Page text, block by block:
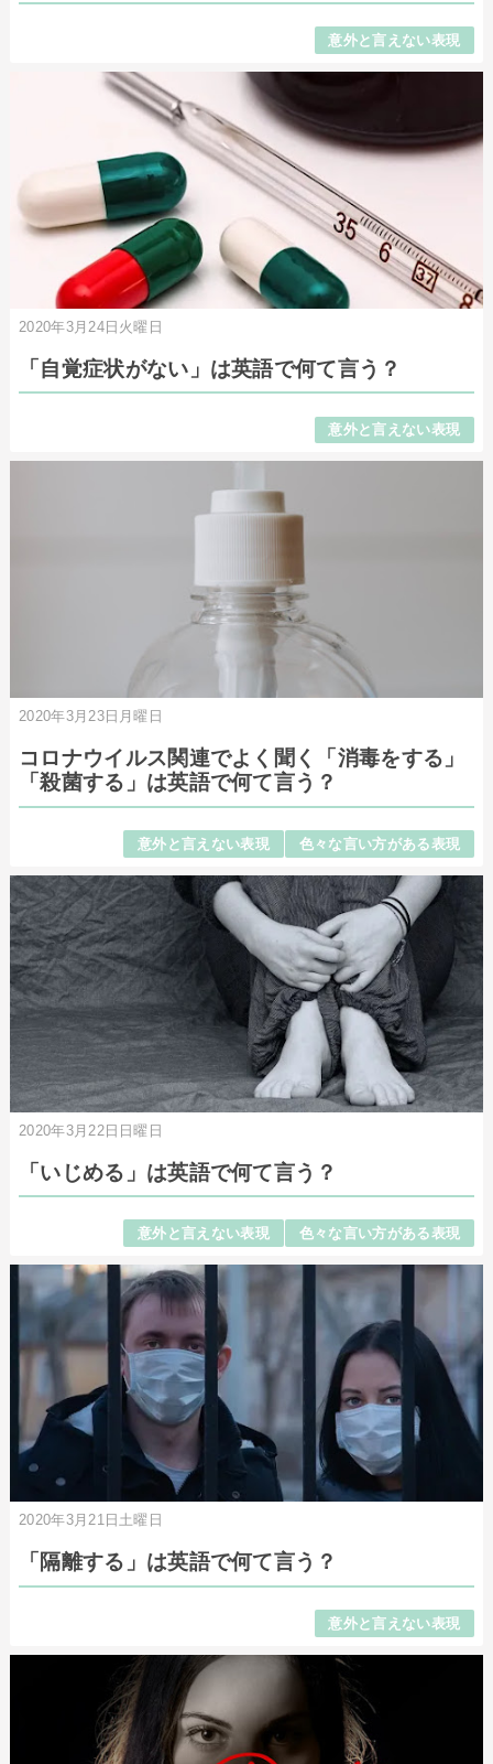
意外と言えない表現
2020年3月24日火曜日
「自覚症状がない」は英語で何て言う？
意外と言えない表現
2020年3月23日月曜日
コロナウイルス関連でよく聞く「消毒をする」
「殺菌する」は英語で何て言う？
意外と言えない表現 色々な言い方がある表現
2020年3月22日日曜日
「いじめる」は英語で何て言う？
意外と言えない表現 色々な言い方がある表現
2020年3月21日土曜日
「隔離する」は英語で何て言う？
意外と言えない表現